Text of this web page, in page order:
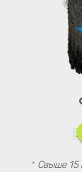
* Свыше 15